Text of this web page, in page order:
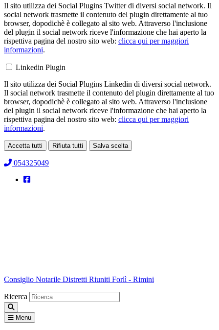
Il sito utilizza dei Social Plugins Twitter di diversi social network. Il
social network trasmette il contenuto del plugin direttamente al tuo
browser, dopodichè è collegato al sito web. Attraverso l'inclusione
del plugin il social network riceve l'informazione che hai aperto la
rispettiva pagina del nostro sito web: clicca qui per maggiori
informazioni.
Linkedin Plugin
Il sito utilizza dei Social Plugins Linkedin di diversi social network.
Il social network trasmette il contenuto del plugin direttamente al tuo
browser, dopodichè è collegato al sito web. Attraverso l'inclusione
del plugin il social network riceve l'informazione che hai aperto la
rispettiva pagina del nostro sito web: clicca qui per maggiori
informazioni.
Accetta tutti Rifiuta tutti Salva scelta
054325049
Consiglio Notarile Distretti Riuniti Forlì - Rimini
Ricerca
Menu